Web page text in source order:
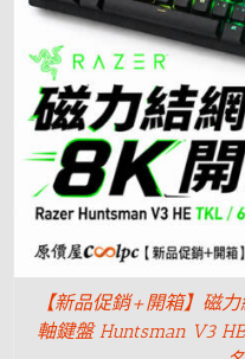
【新品促銷+開箱】磁
軸鍵盤 Huntsman V3